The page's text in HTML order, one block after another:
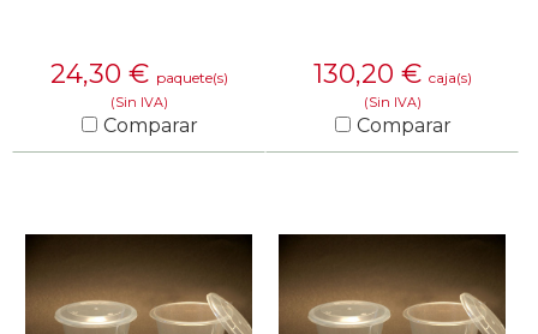
24,30 € paquete(s)
(Sin IVA)
Comparar
130,20 € caja(s)
(Sin IVA)
Comparar